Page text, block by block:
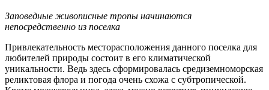
Заповедные живописные тропы начинаются
непосредственно из поселка
Привлекательность месторасположения данного поселка для
любителей природы состоит в его климатической
уникальности. Ведь здесь сформировалась средиземноморская
реликтовая флора и погода очень схожа с субтропической.